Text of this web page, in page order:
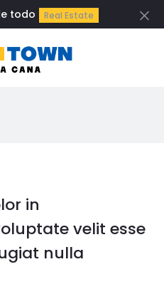
todo Real Estate
in
velit esse
nulla